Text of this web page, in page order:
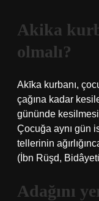
Akika
olmalı?
Akīka kurbanı,
çağına kadar
gününde
Çocuğa aynı gün
tellerinin
(İbn Rüşd,
Adağını